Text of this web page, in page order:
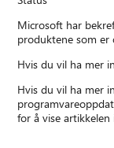
Microsoft har
produktene som er
Hvis du vil ha mer
Hvis du vil ha mer
for å vise